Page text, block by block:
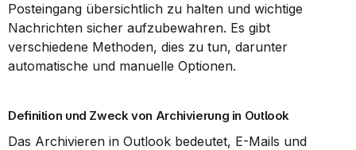
Posteingang übersichtlich zu halten und wichtige
Nachrichten sicher aufzubewahren. Es gibt
verschiedene Methoden, dies zu tun, darunter
automatische und manuelle Optionen.
Definition und Zweck von Archivierung in Outlook
Das Archivieren in Outlook bedeutet, E-Mails und